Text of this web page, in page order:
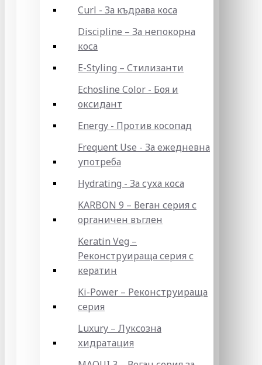
Curl - За къдрава коса
Discipline – За непокорна
коса
E-Styling – Стилизанти
Echosline Color - Боя и
оксидант
Energy - Против косопад
Frequent Use - За ежедневна
употреба
Hydrating - За суха коса
KARBON 9 – Веган серия с
органичен въглен
Keratin Veg –
Реконструираща серия с
кератин
Ki-Power – Реконструираща
серия
Luxury – Луксозна
хидратация